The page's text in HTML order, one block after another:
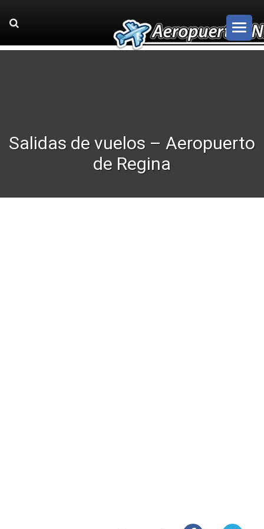
Salidas de vuelos – Aeropuerto
de Regina